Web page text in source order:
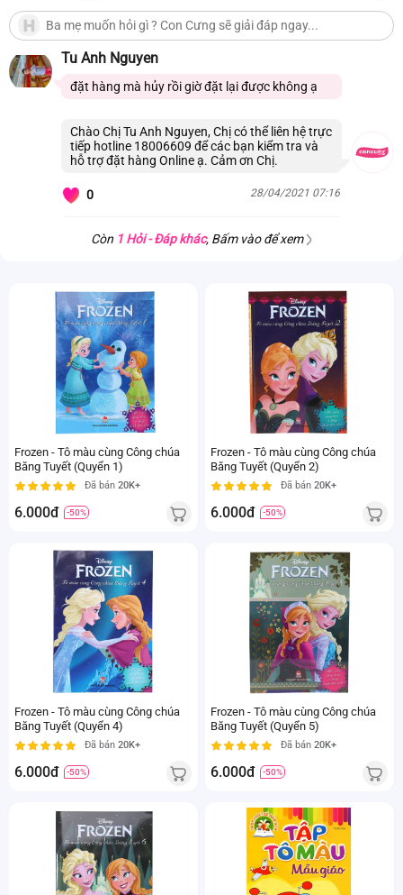
Tu Anh Nguyen
đặt hàng mà hủy rồi giờ đặt lại được không ạ
Chào Chị Tu Anh Nguyen, Chị có thể liên hệ trực
tiếp hotline 18006609 để các bạn kiểm tra và
hỗ trợ đặt hàng Online ạ. Cảm ơn Chị.
0 28/04/2021 07:16
Còn 1 Hỏi - Đáp khác, Bấm vào để xem
Frozen - Tô màu cùng Công chúa
Băng Tuyết (Quyển 1)
Đã bán 20K+
6.000đ -50%
Frozen - Tô màu cùng Công chúa
Băng Tuyết (Quyển 2)
Đã bán 20K+
6.000đ -50%
Frozen - Tô màu cùng Công chúa
Băng Tuyết (Quyển 4)
Đã bán 20K+
6.000đ -50%
Frozen - Tô màu cùng Công chúa
Băng Tuyết (Quyển 5)
Đã bán 20K+
6.000đ -50%